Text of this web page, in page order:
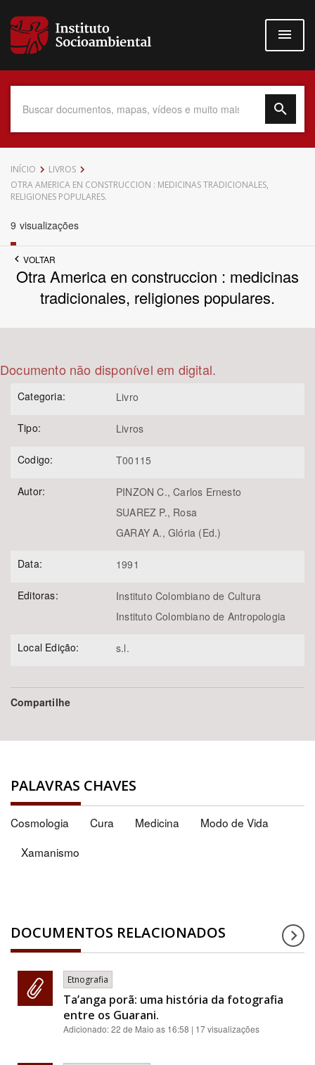
para
conteúdo
Data do Documento
Subtema
Área de Levantamento
Área Protegida
INÍCIO
LIVROS
OTRA AMERICA EN CONSTRUCCION : MEDICINAS TRADICIONALES,
RELIGIONES POPULARES.
9 visualizações
VOLTAR
Otra America en construccion : medicinas
tradicionales, religiones populares.
Documento não disponível em digital.
Categoria: Livro
Tipo: Livros
Codigo: T00115
Autor:
PINZON C., Carlos Ernesto
SUAREZ P., Rosa
GARAY A., Glória (Ed.)
Data: 1991
Editoras:
Instituto Colombiano de Cultura
Instituto Colombiano de Antropologia
Local Edição: s.l.
Compartilhe
PALAVRAS CHAVES
Cosmologia Cura Medicina
Modo de Vida
Xamanismo
DOCUMENTOS RELACIONADOS
Etnografia
Ta’anga porã: uma história da fotografia
entre os Guarani.
Adicionado:22 de Maio as 16:58 | 17 visualizações